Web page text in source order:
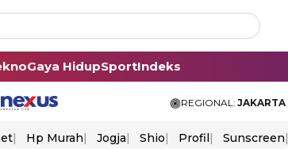
Gaya HidupSportIndeks
REGIONAL: JAKARTA
Hp Murah Jogja Shio Profil Sunscreen